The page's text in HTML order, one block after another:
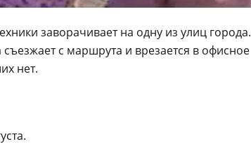
заворачивает на одну из улиц города.
с маршрута и врезается в офисное
нет.